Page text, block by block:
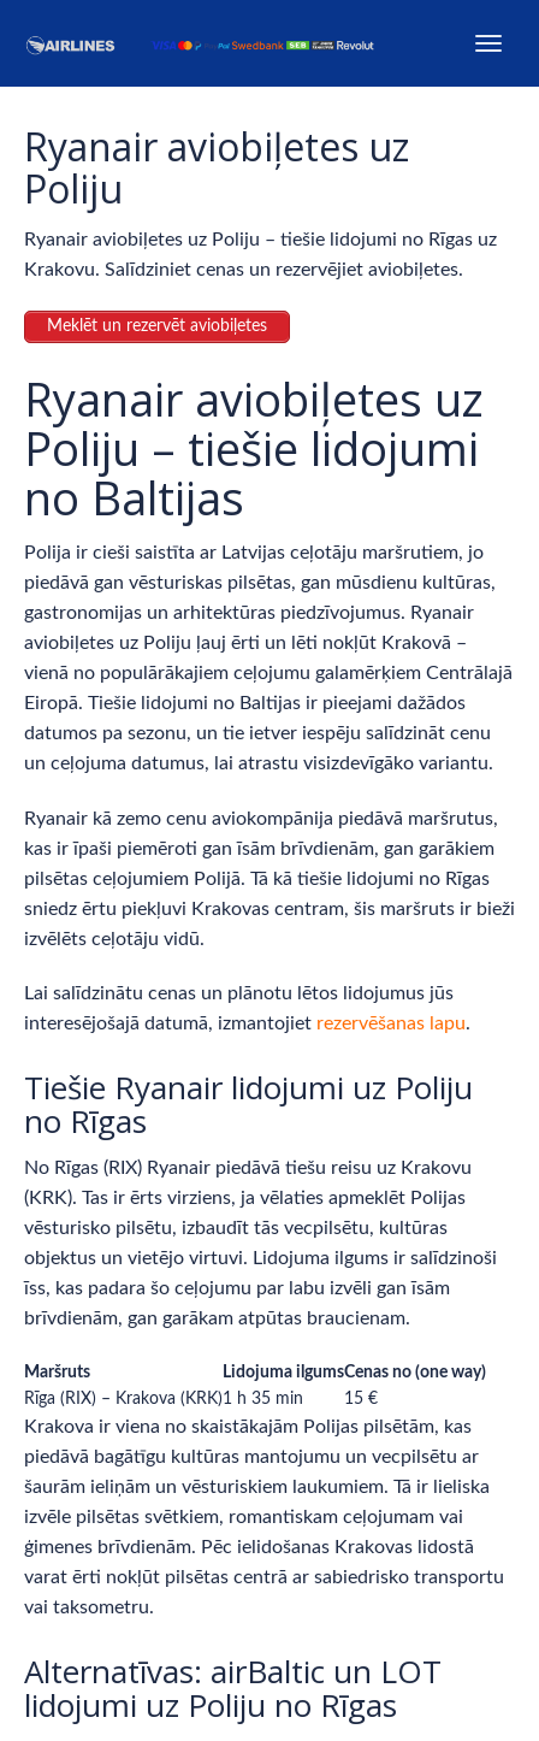
Ryanair aviobiļetes uz
Poliju
Ryanair aviobiļetes uz Poliju – tiešie lidojumi no Rīgas uz
Krakovu. Salīdziniet cenas un rezervējiet aviobiļetes.
Meklēt un rezervēt aviobiļetes
Ryanair aviobiļetes uz
Poliju – tiešie lidojumi
no Baltijas
Polija ir cieši saistīta ar Latvijas ceļotāju maršrutiem, jo
piedāvā gan vēsturiskas pilsētas, gan mūsdienu kultūras,
gastronomijas un arhitektūras piedzīvojumus. Ryanair
aviobiļetes uz Poliju ļauj ērti un lēti nokļūt Krakovā –
vienā no populārākajiem ceļojumu galamērķiem Centrālajā
Eiropā. Tiešie lidojumi no Baltijas ir pieejami dažādos
datumos pa sezonu, un tie ietver iespēju salīdzināt cenu
un ceļojuma datumus, lai atrastu visizdevīgāko variantu.
Ryanair kā zemo cenu aviokompānija piedāvā maršrutus,
kas ir īpaši piemēroti gan īsām brīvdienām, gan garākiem
pilsētas ceļojumiem Polijā. Tā kā tiešie lidojumi no Rīgas
sniedz ērtu piekļuvi Krakovas centram, šis maršruts ir bieži
izvēlēts ceļotāju vidū.
Lai salīdzinātu cenas un plānotu lētos lidojumus jūs
interesējošajā datumā, izmantojiet rezervēšanas lapu.
Tiešie Ryanair lidojumi uz Poliju
no Rīgas
No Rīgas (RIX) Ryanair piedāvā tiešu reisu uz Krakovu
(KRK). Tas ir ērts virziens, ja vēlaties apmeklēt Polijas
vēsturisko pilsētu, izbaudīt tās vecpilsētu, kultūras
objektus un vietējo virtuvi. Lidojuma ilgums ir salīdzinoši
īss, kas padara šo ceļojumu par labu izvēli gan īsām
brīvdienām, gan garākam atpūtas braucienam.
Maršruts Lidojuma ilgumsCenas no (one way)
Rīga (RIX) – Krakova (KRK)1 h 35 min 15 €
Krakova ir viena no skaistākajām Polijas pilsētām, kas
piedāvā bagātīgu kultūras mantojumu un vecpilsētu ar
šaurām ieliņām un vēsturiskiem laukumiem. Tā ir lieliska
izvēle pilsētas svētkiem, romantiskam ceļojumam vai
ģimenes brīvdienām. Pēc ielidošanas Krakovas lidostā
varat ērti nokļūt pilsētas centrā ar sabiedrisko transportu
vai taksometru.
Alternatīvas: airBaltic un LOT
lidojumi uz Poliju no Rīgas